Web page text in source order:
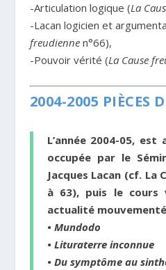
-Articulation logique (La
-Lacan logicien et
freudienne n°66),
-Pouvoir vérité (La Cause
2004-2005 PIÈCES
L’année 2004-05,
occupée par le
Jacques Lacan (cf. La
à 63), puis le cours
actualité
• Mundodo
• Lituraterre inconnue
• Du symptôme au